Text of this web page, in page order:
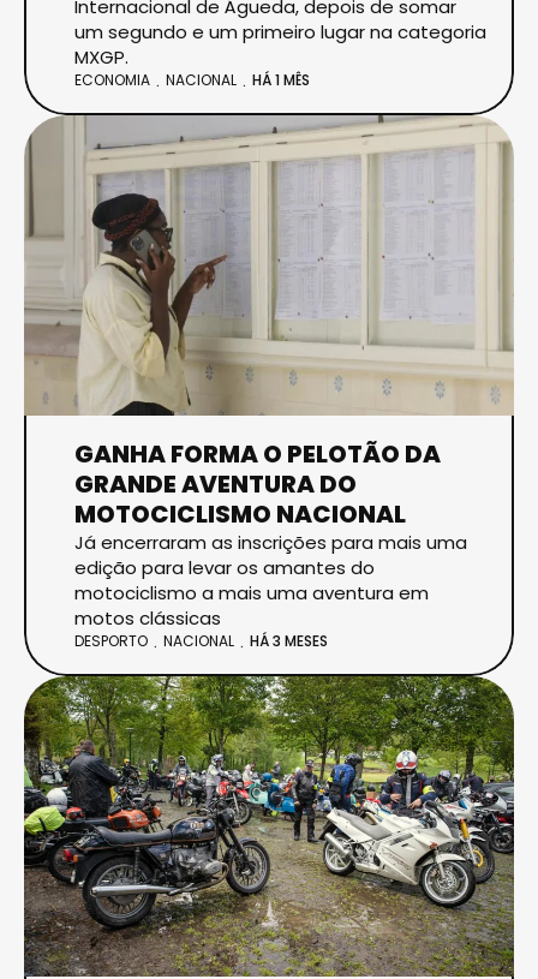
Internacional de Águeda, depois de somar
um segundo e um primeiro lugar na categoria
MXGP.
ECONOMIA NACIONAL HÁ 1 MÊS
GANHA FORMA O PELOTÃO DA
GRANDE AVENTURA DO
MOTOCICLISMO NACIONAL
Já encerraram as inscrições para mais uma
edição para levar os amantes do
motociclismo a mais uma aventura em
motos clássicas
DESPORTO NACIONAL HÁ 3 MESES